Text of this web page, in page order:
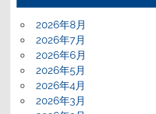
2026年8月
2026年7月
2026年6月
2026年5月
2026年4月
2026年3月